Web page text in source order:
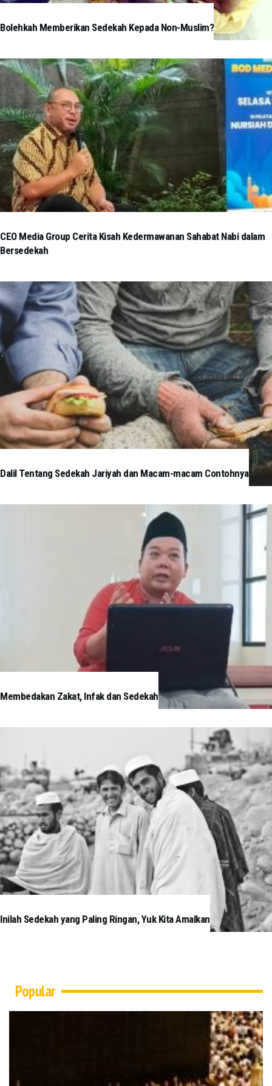
Bolehkah Memberikan Sedekah Kepada Non-Muslim?
CEO Media Group Cerita Kisah Kedermawanan Sahabat Nabi dalam
Bersedekah
Dalil Tentang Sedekah Jariyah dan Macam-macam Contohnya
Membedakan Zakat, Infak dan Sedekah
Inilah Sedekah yang Paling Ringan, Yuk Kita Amalkan
Popular